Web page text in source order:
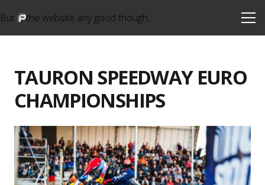
But is the website any good though.
Las Vegas Online Casino Uk
TAURON SPEEDWAY EURO
CHAMPIONSHIPS